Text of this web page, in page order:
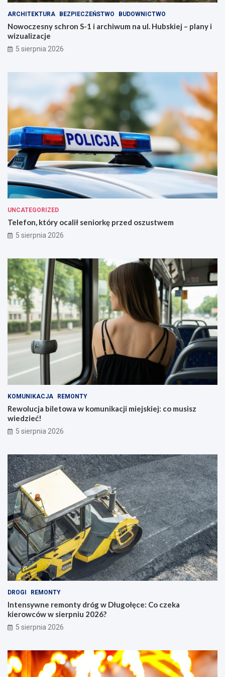
s
t
o
!
e
z
d
r
i
ARCHITEKTURA BEZPIECZEŃSTWO BUDOWNICTWO
Nowoczesny schron S-1 i archiwum na ul. Hubskiej – plany i
wizualizacje
5 sierpnia 2026
UNCATEGORIZED
Telefon, który ocalił seniorkę przed oszustwem
5 sierpnia 2026
KOMUNIKACJA REMONTY
Rewolucja biletowa w komunikacji miejskiej: co musisz
wiedzieć!
5 sierpnia 2026
DROGI REMONTY
Intensywne remonty dróg w Długołęce: Co czeka
kierowców w sierpniu 2026?
5 sierpnia 2026